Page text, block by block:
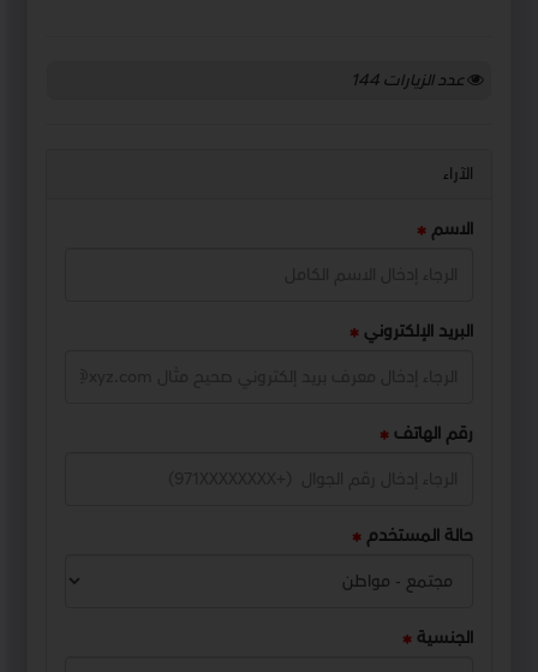
عدد الزيارات144
الآراء
الاسم
البريد الإلكتروني
رقم الهاتف
حالة المستخدم
الجنسية